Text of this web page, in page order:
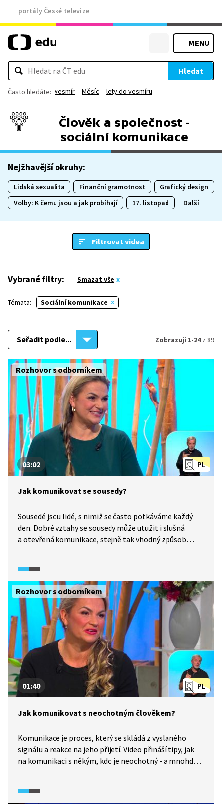
portály České televize
MENU
Hledat
Často hledáte: vesmír Měsíc lety do vesmíru
Člověk a společnost -
sociální komunikace
Nejžhavější okruhy:
Lidská sexualita Finanční gramotnost
Grafický design
Volby: K čemu jsou a jak probíhají
17. listopad Další
Filtrovat videa
Vybrané filtry: Smazat vše
Témata: Sociální komunikace
Seřadit podle... Zobrazuji 1-24z 89
Rozhovor s odborníkem
PL
03:02
Jak komunikovat se sousedy?
Sousedé jsou lidé, s nimiž se často potkáváme každý
den. Dobré vztahy se sousedy může utužit i slušná
a otevřená komunikace, stejně tak vhodný způsob
Rozhovor s odborníkem
PL
01:40
Jak komunikovat s neochotným člověkem?
Komunikace je proces, který se skládá z vyslaného
signálu a reakce na jeho přijetí. Video přináší tipy, jak
na komunikaci s někým, kdo je neochotný - a mnohdy